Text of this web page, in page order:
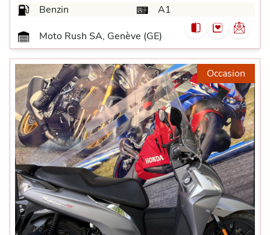
Benzin
A1
Moto Rush SA, Genève (GE)
Occasion